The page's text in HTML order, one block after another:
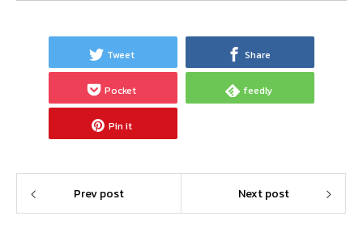
Tweet Share
Pocket feedly
Pin it
Prev post Next post